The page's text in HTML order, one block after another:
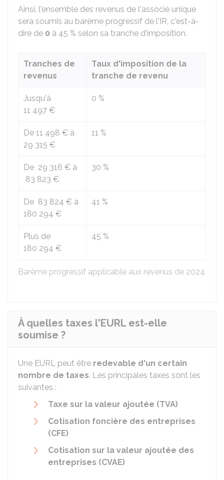
Ainsi, l'ensemble des revenus de l'associé unique
sera soumis au barème progressif de l'IR, c'est-à-
dire de 0 à 45 % selon sa tranche d'imposition.
Barème progressif applicable aux revenus de 2024
Tranches de
revenus
Taux d'imposition de la
tranche de revenu
Jusqu'à
11 497 €
0 %
De 11 498 € à
29 315 €
11 %
De 29 316 € à
83 823 €
30 %
De 83 824 € à
180 294 €
41 %
Plus de
180 294 €
45 %
À quelles taxes l'EURL est-elle
soumise ?
Une EURL peut être redevable d'un certain
nombre de taxes. Les principales taxes sont les
suivantes :
Taxe sur la valeur ajoutée (TVA)
Cotisation foncière des entreprises
(CFE)
Cotisation sur la valeur ajoutée des
entreprises (CVAE)